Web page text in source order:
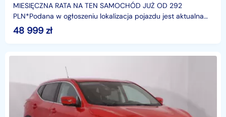
MIESIĘCZNA RATA NA TEN SAMOCHÓD JUŻ OD 292
PLN*Podana w ogłoszeniu lokalizacja pojazdu jest aktualna
na dzień wystawienia ogłoszenia. Przed przyjazdem do
salonu
48 999 zł